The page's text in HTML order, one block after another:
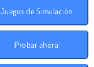
Juegos de Simulación
¡Probar ahora!